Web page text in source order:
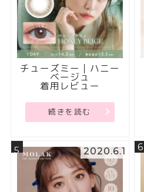
チューズミー｜ハニー
ベージュ
着用レビュー
続きを読む
5 2020.6.1 6